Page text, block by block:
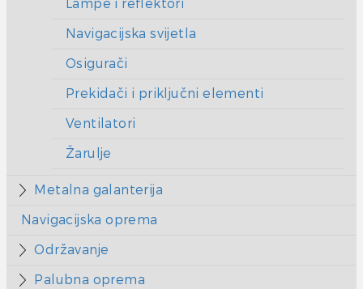
Lampe i reflektori
Navigacijska svijetla
Osigurači
Prekidači i priključni elementi
Ventilatori
Žarulje
Metalna galanterija
Navigacijska oprema
Održavanje
Palubna oprema